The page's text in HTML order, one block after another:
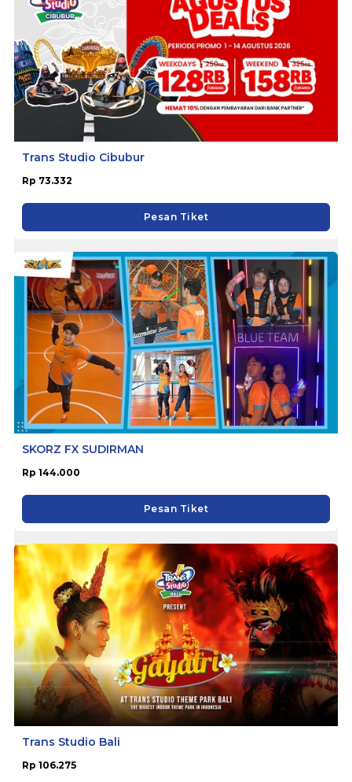
Trans Studio Cibubur
Rp 73.332
Pesan Tiket
SKORZ FX SUDIRMAN
Rp 144.000
Pesan Tiket
Trans Studio Bali
Rp 106.275